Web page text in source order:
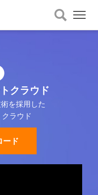
メ
ニ
ュ
クラウド
を採用した
ラウド
ード